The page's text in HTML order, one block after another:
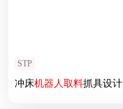
STP
冲床机器人取料抓具设计